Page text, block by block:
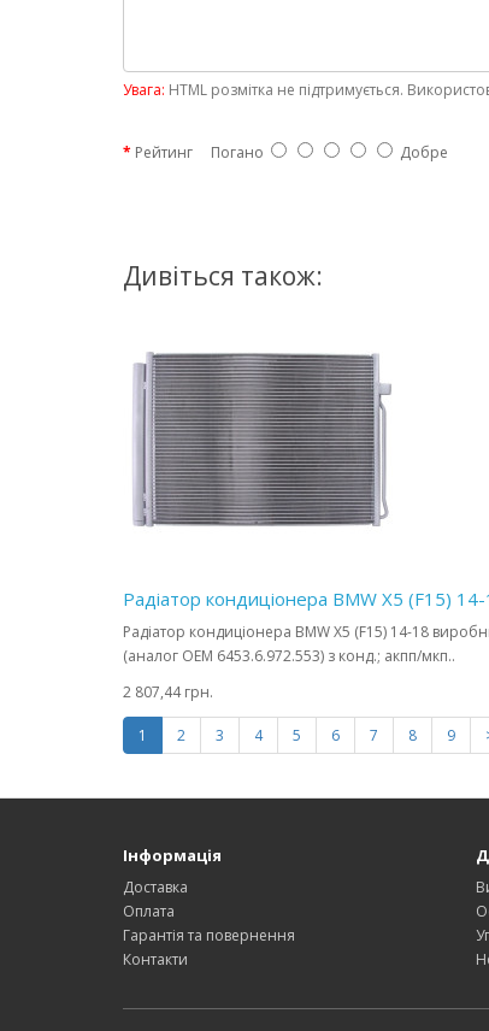
Увага: HTML розмітка не підтримується.
Рейтинг Погано Добре
Дивіться також:
Радіатор кондиціонера BMW X5 (F15)
Радіатор кондиціонера BMW X5 (F15) 14-18
(аналог OEM 6453.6.972.553) з конд.; акпп/мкп..
2 807,44 грн.
1 2 3 4 5 6 7 8 9
Інформація
Доставка
Оплата
Гарантія та повернення
Контакти